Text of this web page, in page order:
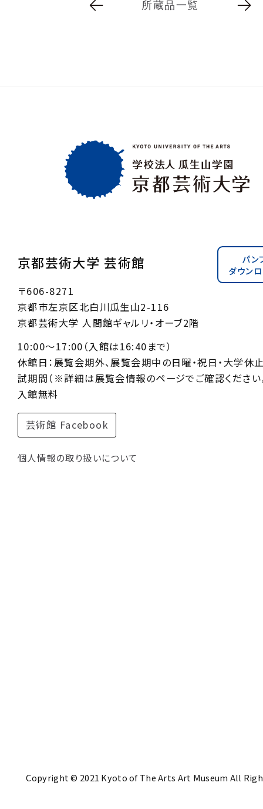
所蔵品一覧
京都芸術大学 芸術館
パン
ダウン
〒606-8271
京都市左京区北白川瓜生山2-116
京都芸術大学 人間館ギャルリ・オーブ2階
10:00〜17:00（入館は16:40まで）
休館日：展覧会期外、展覧会期中の日曜・祝日・大学休
試期間（※詳細は展覧会情報のページでご確認ください
入館無料
芸術館 Facebook
個人情報の取り扱いについて
Copyright © 2021 Kyoto of The Arts Art Museum All